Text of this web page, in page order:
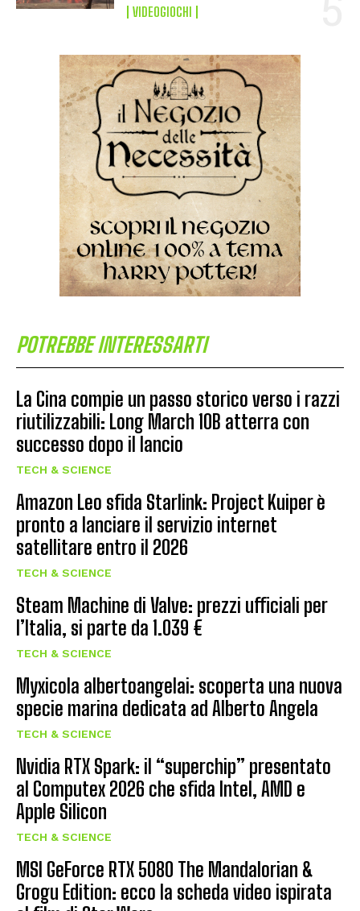
VIDEOGIOCHI
POTREBBE INTERESSARTI
La Cina compie un passo storico verso i razzi
riutilizzabili: Long March 10B atterra con
successo dopo il lancio
TECH & SCIENCE
Amazon Leo sfida Starlink: Project Kuiper è
pronto a lanciare il servizio internet
satellitare entro il 2026
TECH & SCIENCE
Steam Machine di Valve: prezzi ufficiali per
l’Italia, si parte da 1.039 €
TECH & SCIENCE
Myxicola albertoangelai: scoperta una nuova
specie marina dedicata ad Alberto Angela
TECH & SCIENCE
Nvidia RTX Spark: il “superchip” presentato
al Computex 2026 che sfida Intel, AMD e
Apple Silicon
TECH & SCIENCE
MSI GeForce RTX 5080 The Mandalorian &
Grogu Edition: ecco la scheda video ispirata